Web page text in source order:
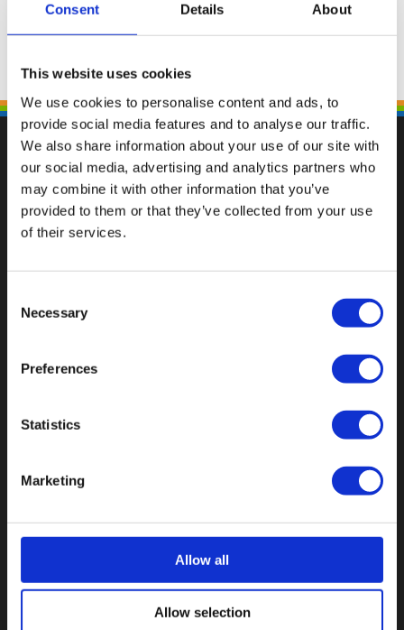
Consent Details About
This website uses cookies
We use cookies to personalise content and ads, to
provide social media features and to analyse our traffic.
We also share information about your use of our site with
our social media, advertising and analytics partners who
may combine it with other information that you’ve
provided to them or that they’ve collected from your use
of their services.
Selection
Necessary
Preferences
Statistics
Marketing
Allow all
Allow selection
Fallen Sie mit einzigartigen
Botnische Golf 9a, 3446 CN Woerden,
info@vianenonline.nl